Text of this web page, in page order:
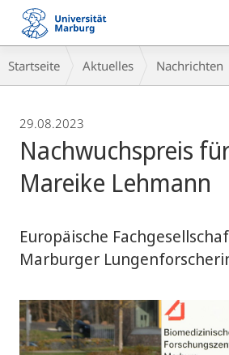
Mobile-
Navigation
Breadcrumb-
Navigation
Startseite Aktuelles Nachrichten
29.08.2023
Nachwuchspreis
Mareike Lehmann
Europäische
Marburger